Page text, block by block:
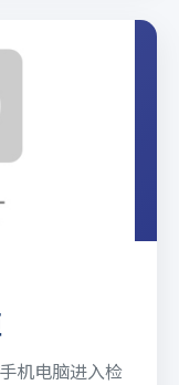
机电脑进入检